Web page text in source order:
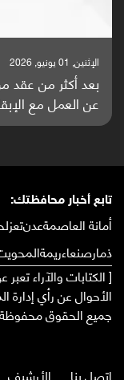
الإثنين, 25 مايو, 2026
باحثون من
واعدة منشورة
تابع أخبار محافظتك:
أمانة العاصمةعدنتعز
ذمارصنعاءريمة
[ الكتابات والآراء
الأحوال عن رأي
جميع الحقوق محفوظة © 2015 -
إتصل بنا الأرشيف